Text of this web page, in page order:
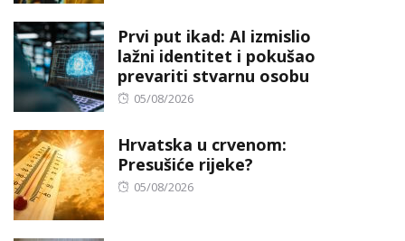
Prvi put ikad: AI izmislio
lažni identitet i pokušao
prevariti stvarnu osobu
Posted
05/08/2026
Hrvatska u crvenom:
Presušiće rijeke?
Posted
05/08/2026